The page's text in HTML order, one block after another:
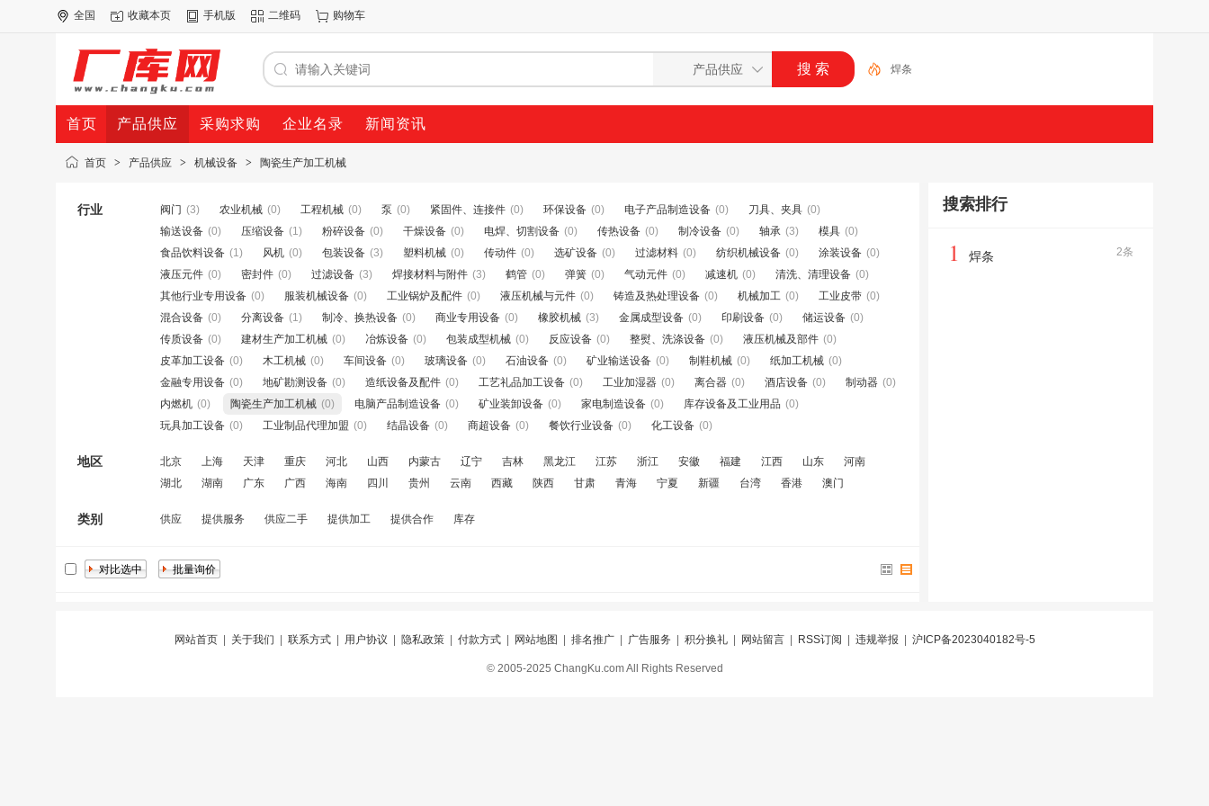
全国 收藏本页 手机版 二维码 购物车
焊条
首页 产品供应 采购求购 企业名录 新闻资讯
首页 > 产品供应 > 机械设备 > 陶瓷生产加工机械
行业 阀门 (3) 农业机械 (0) 工程机械 (0) 泵 (0) 紧固件、连接件 (0) 环保设备 (0) 电子产品制造设备 (0) 刀具、夹具 (0)
输送设备 (0) 压缩设备 (1) 粉碎设备 (0) 干燥设备 (0) 电焊、切割设备 (0) 传热设备 (0) 制冷设备 (0) 轴承 (3) 模具 (0)
食品饮料设备 (1) 风机 (0) 包装设备 (3) 塑料机械 (0) 传动件 (0) 选矿设备 (0) 过滤材料 (0) 纺织机械设备 (0) 涂装设备 (0)
液压元件 (0) 密封件 (0) 过滤设备 (3) 焊接材料与附件 (3) 鹤管 (0) 弹簧 (0) 气动元件 (0) 减速机 (0) 清洗、清理设备 (0)
其他行业专用设备 (0) 服装机械设备 (0) 工业锅炉及配件 (0) 液压机械与元件 (0) 铸造及热处理设备 (0) 机械加工 (0) 工业皮带 (0)
混合设备 (0) 分离设备 (1) 制冷、换热设备 (0) 商业专用设备 (0) 橡胶机械 (3) 金属成型设备 (0) 印刷设备 (0) 储运设备 (0)
传质设备 (0) 建材生产加工机械 (0) 冶炼设备 (0) 包装成型机械 (0) 反应设备 (0) 整熨、洗涤设备 (0) 液压机械及部件 (0)
皮革加工设备 (0) 木工机械 (0) 车间设备 (0) 玻璃设备 (0) 石油设备 (0) 矿业输送设备 (0) 制鞋机械 (0) 纸加工机械 (0)
金融专用设备 (0) 地矿勘测设备 (0) 造纸设备及配件 (0) 工艺礼品加工设备 (0) 工业加湿器 (0) 离合器 (0) 酒店设备 (0) 制动器 (0)
内燃机 (0) 陶瓷生产加工机械 (0) 电脑产品制造设备 (0) 矿业装卸设备 (0) 家电制造设备 (0) 库存设备及工业用品 (0)
玩具加工设备 (0) 工业制品代理加盟 (0) 结晶设备 (0) 商超设备 (0) 餐饮行业设备 (0) 化工设备 (0)
地区 北京 上海 天津 重庆 河北 山西 内蒙古 辽宁 吉林 黑龙江 江苏 浙江 安徽 福建 江西 山东
河南
湖北
湖南 广东 广西 海南 四川 贵州 云南 西藏 陕西 甘肃 青海 宁夏 新疆 台湾 香港 澳门
类别 供应 提供服务 供应二手 提供加工 提供合作 库存
搜索排行
2条
1 焊条
网站首页| 关于我们 联系方式| 用户协议 隐私政策| 付款方式| 网站地图 排名推广| 广告服务 积分换礼| 网站留言| RSS订阅 违规举报 沪ICP备2023040182号-5
© 2005-2025 ChangKu.com All Rights Reserved